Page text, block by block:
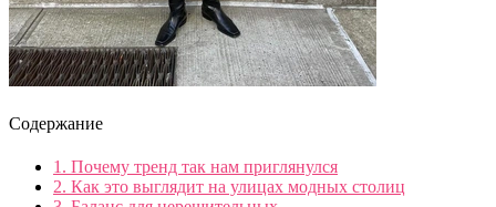
Содержание
1. Почему тренд так нам приглянулся
2. Как это выглядит на улицах модных столиц